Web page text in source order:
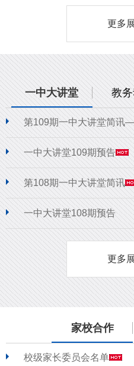
更多
一中大讲堂 教
第109期一中大讲堂简讯
一中大讲堂109期预告
第108期一中大讲堂简讯
一中大讲堂108期预告
更多
家校合作
校级家长委员会名单